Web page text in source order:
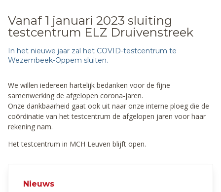
Vanaf 1 januari 2023 sluiting
testcentrum ELZ Druivenstreek
In het nieuwe jaar zal het COVID-testcentrum te
Wezembeek-Oppem sluiten.
We willen iedereen hartelijk bedanken voor de fijne
samenwerking de afgelopen corona-jaren.
Onze dankbaarheid gaat ook uit naar onze interne ploeg die de
coördinatie van het testcentrum de afgelopen jaren voor haar
rekening nam.
Het testcentrum in MCH Leuven blijft open.
Nieuws